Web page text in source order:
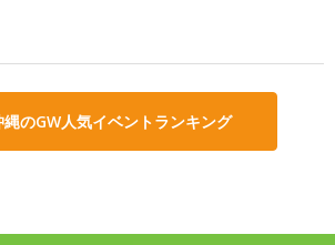
縄のGW人気イベントランキング